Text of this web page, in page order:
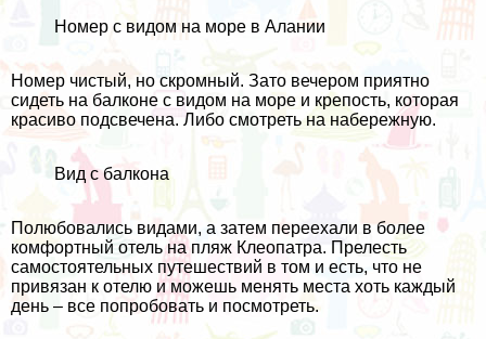
Номер с видом на море в Алании
Номер чистый, но скромный. Зато вечером приятно
сидеть на балконе с видом на море и крепость, которая
красиво подсвечена. Либо смотреть на набережную.
Вид с балкона
Полюбовались видами, а затем переехали в более
комфортный отель на пляж Клеопатра. Прелесть
самостоятельных путешествий в том и есть, что не
привязан к отелю и можешь менять места хоть каждый
день – все попробовать и посмотреть.